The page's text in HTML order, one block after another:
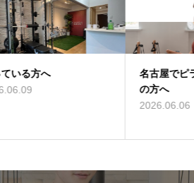
名古屋でピラティスをお探し